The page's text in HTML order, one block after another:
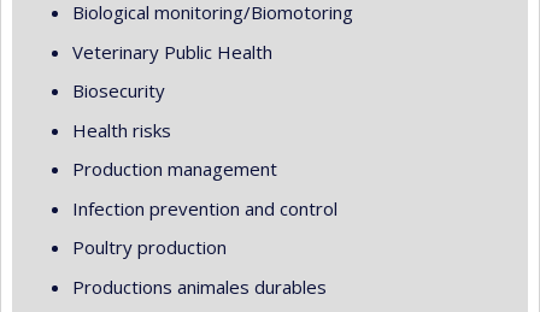
Biological monitoring/Biomotoring
Veterinary Public Health
Biosecurity
Health risks
Production management
Infection prevention and control
Poultry production
Productions animales durables